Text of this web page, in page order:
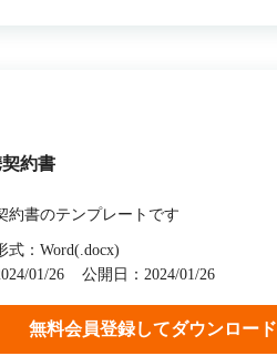
約書
約書のテンプレートです
式：Word(.docx)
01/26
公開日：2024/01/26
無料会員登録してダウンロード